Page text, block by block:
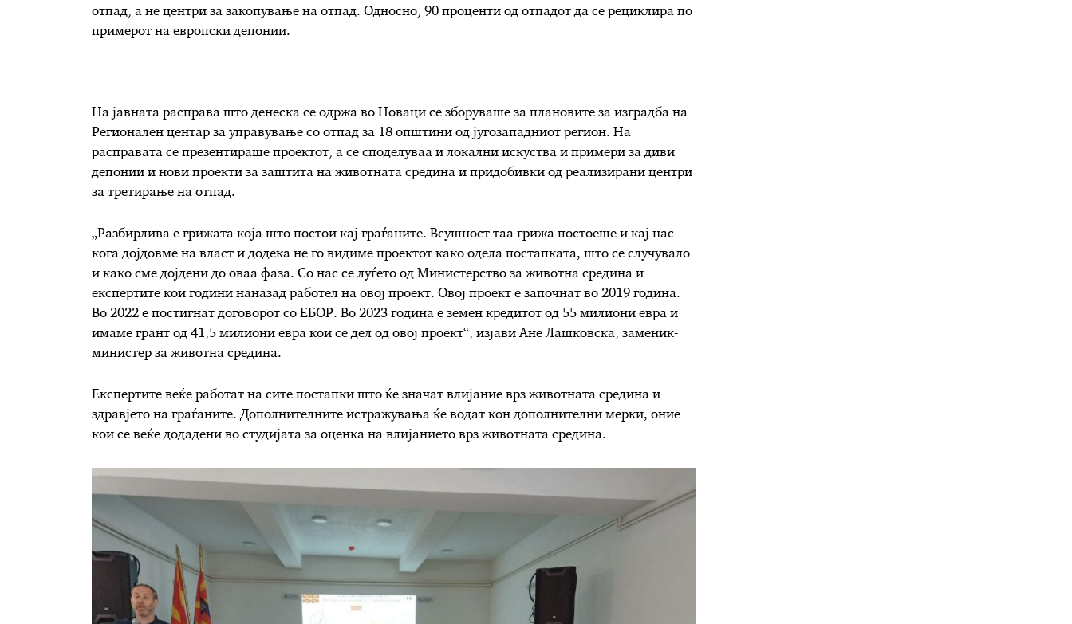
отпад, а не центри за закопување на отпад. Односно, 90 проценти од отпадот да се рециклира по
примерот на европски депонии.
На јавната расправа што денеска се одржа во Новаци се зборуваше за плановите за изградба на
Регионален центар за управување со отпад за 18 општини од југозападниот регион. На
расправата се презентираше проектот, а се споделуваа и локални искуства и примери за диви
депонии и нови проекти за заштита на животната средина и придобивки од реализирани центри
за третирање на отпад.
„Разбирлива е грижата која што постои кај граѓаните. Всушност таа грижа постоеше и кај нас
кога дојдовме на власт и додека не го видиме проектот како одела постапката, што се случувало
и како сме дојдени до оваа фаза. Со нас се луѓето од Министерство за животна средина и
експертите кои години наназад работел на овој проект. Овој проект е започнат во 2019 година.
Во 2022 е постигнат договорот со ЕБОР. Во 2023 година е земен кредитот од 55 милиони евра и
имаме грант од 41,5 милиони евра кои се дел од овој проект“, изјави Ане Лашковска, заменик-
министер за животна средина.
Експертите веќе работат на сите постапки што ќе значат влијание врз животната средина и
здравјето на граѓаните. Дополнителните истражувања ќе водат кон дополнителни мерки, оние
кои се веќе додадени во студијата за оценка на влијанието врз животната средина.